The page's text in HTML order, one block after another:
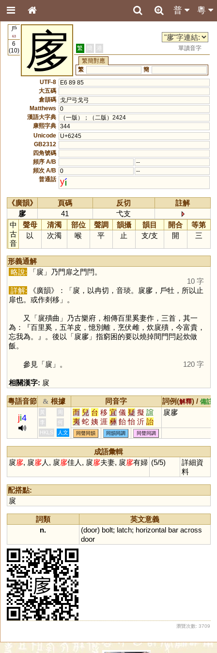
粵
普
戶
63
6
(10)
扅 繁 簡 港
單讀音字
繁簡對應
繁
簡
UTF-8
E6 89 85
大五碼
倉頡碼 戈尸弓戈弓
Matthews
0
漢語大字典
（一版）；（二版）2424
康熙字典 344
Unicode
U+6245
GB2312
四角號碼
頻序 A/B
--
頻次 A/B
0
--
普通話 y
《廣韻》 頁碼 反切
註解
扅
41
弋支
中
古
音
聲母 清濁 部位 聲調 韻攝 韻目 開合
等第
以
次濁 喉 平 止 支/支 開 三
形義通解
略說: 「 扊 」乃門扉之門閂。
10 字
詳解: 《廣韻》：「扊，以冉切，音琰。扊扅，戶牡，所以止
扉也。或作剡移」。
又「扊殨曲」乃古樂府，相傳百里奚妻作，三首，其一
為：『百里奚，五羊皮，憶別離，烹伏雌，炊扊殨，今富貴，
忘我為。』。後以「扊扅」指窮困的要以燒掉間門閂起炊做
飯。
參見「 扊 」。 120 字
相關漢字: 扊
粵語音節 & 根據 同音字 詞例(解釋) / 備註
ji4
黃 周 而 兒 台 移 宜 儀 疑 擬 誼
夷 蛇 姨 涯 彝 飴 怡 沂 詒
迤 酏 皚 頤 貽 咦 胰 簃 訑
觺 貤 鮞 痍 荑 宧 臑 嶷 匜
椸 眙 𦣞 峏 胹 侕 洍 沶 溰 崺
异 儿 鸃 鴯 螔 輀 袲 聏 羠
眱 唲 迻 袘 荋 箷 鏔 鉹 蛦
耛 詑 跠 蔩 萓 峓 暆 恞 瓵
熪 顊 珆 寲 嶬 侇 栭 圯 桋
狋 陑 衪 耏 迆 杝 洏 洟 柂
栘
扊扅
李
何
HKLS
人文 同聲同韻 同韻同調 同聲同調
成語彙輯
扊扅, 扊扅人, 扊扅佳人, 扊扅夫妻, 扊扅有婦 (5/5)
詳細資
料
配搭點:
扊
詞類
英文意義
n.
(door) bolt; latch; horizontal bar across
door
瀏覽次數: 3709